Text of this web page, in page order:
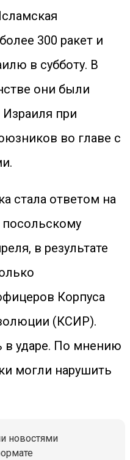
300 ракет и
в субботу. В
они были
при
во главе с
стала ответом на
в результате
Корпуса
(КСИР).
в ударе. По мнению
могли нарушить
новостями